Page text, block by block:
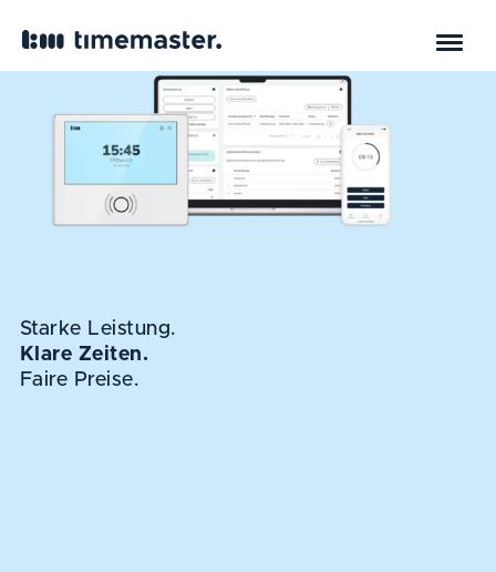
Starke Leistung.
Klare Zeiten.
Faire Preise.